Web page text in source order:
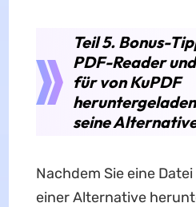
Teil 5. Bonus-
PDF-Reader
für von KuPDF
seine
Nachdem Sie eine
einer Alternative